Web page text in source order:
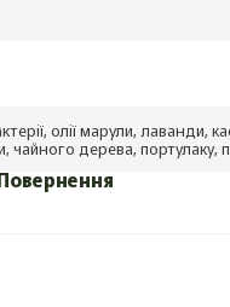
олії марули, лаванди,
чайного дерева, портулаку,